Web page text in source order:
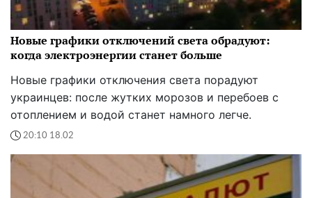
Новые графики отключений света обрадуют:
когда электроэнергии станет больше
Новые графики отключения света порадуют
украинцев: после жутких морозов и перебоев с
отоплением и водой станет намного легче.
20:10 18.02